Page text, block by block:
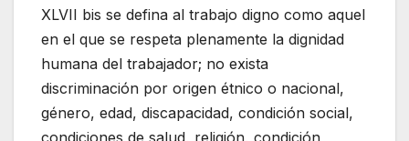
XLVII bis se defina al trabajo digno como aquel
en el que se respeta plenamente la dignidad
humana del trabajador; no exista
discriminación por origen étnico o nacional,
género, edad, discapacidad, condición social,
condiciones de salud, religión, condición